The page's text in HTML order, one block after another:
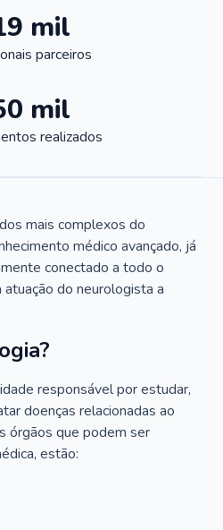
mil
parceiros
mil
realizados
mais complexos do
médico avançado, já
conectado a todo o
do neurologista a
responsável por estudar,
doenças relacionadas ao
órgãos que podem ser
estão: